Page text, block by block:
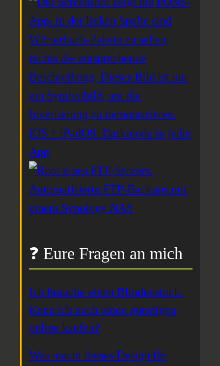
iOS + iPadOS: Darkmode in jeder
App
Automatisierte FTP-Backups mit
einem Synology NAS
❓ Eure Fragen an mich
Ich brauche einen Blindenstock.
Kann ich auch einen günstigen
online kaufen?
Was macht dieses Design für